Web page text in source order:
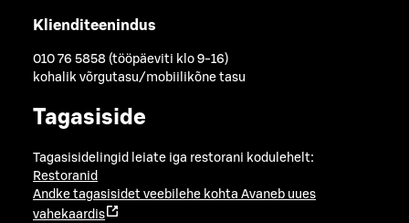
Klienditeenindus
010 76 5858 (tööpäeviti klo 9-16)
kohalik võrgutasu/mobiilikõne tasu
Tagasiside
Tagasisidelingid leiate iga restorani kodulehelt:
Restoranid
Andke tagasisidet veebilehe kohta Avaneb uues
vahekaardis